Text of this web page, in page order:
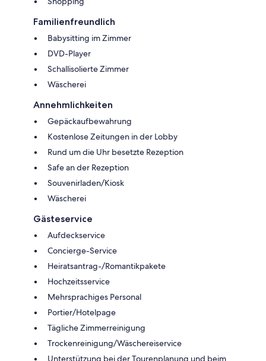
Familienfreundlich
Babysitting im Zimmer
DVD-Player
Schallisolierte Zimmer
Wäscherei
Annehmlichkeiten
Gepäckaufbewahrung
Kostenlose Zeitungen in der Lobby
Rund um die Uhr besetzte Rezeption
Safe an der Rezeption
Souvenirladen/Kiosk
Wäscherei
Gästeservice
Aufdeckservice
Concierge-Service
Heiratsantrag-/Romantikpakete
Hochzeitsservice
Mehrsprachiges Personal
Portier/Hotelpage
Tägliche Zimmerreinigung
Trockenreinigung/Wäschereiservice
Unterstützung bei der Tourenplanung und beim